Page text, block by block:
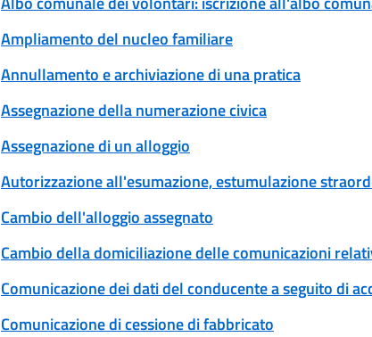
Ampliamento del nucleo familiare
Annullamento e archiviazione di una pratica
Assegnazione della numerazione civica
Assegnazione di un alloggio
Autorizzazione all'esumazione, estumulazione
Cambio dell'alloggio assegnato
Cambio della domiciliazione delle comunicazioni
Comunicazione dei dati del conducente a seguito di
Comunicazione di cessione di fabbricato